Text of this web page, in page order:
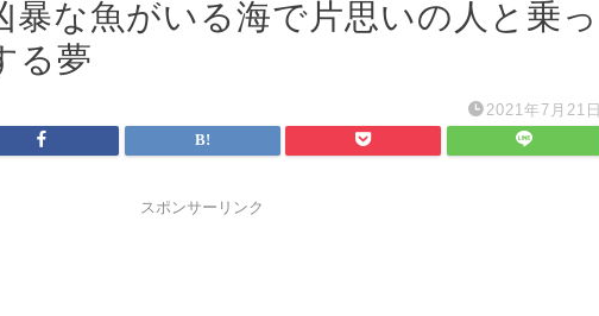
暴な魚がいる海で片思いの人と乗っ
る夢
2021年7月21日
スポンサーリンク